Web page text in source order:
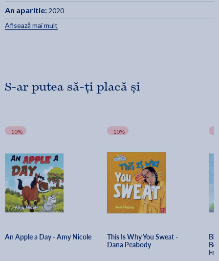
An aparitie: 2020
Afisează mai mult
S-ar putea să-ți placă și
-10%
An Apple a Day - Amy Nicole
-10%
This Is Why You Sweat -
Dana Peabody
-